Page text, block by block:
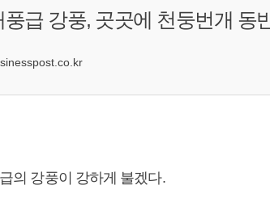
급 강풍, 곳곳에 천둥번개 동
의 강풍이 강하게 불겠다.